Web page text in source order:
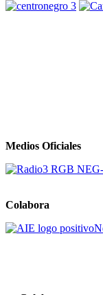
Medios Oficiales
Colabora